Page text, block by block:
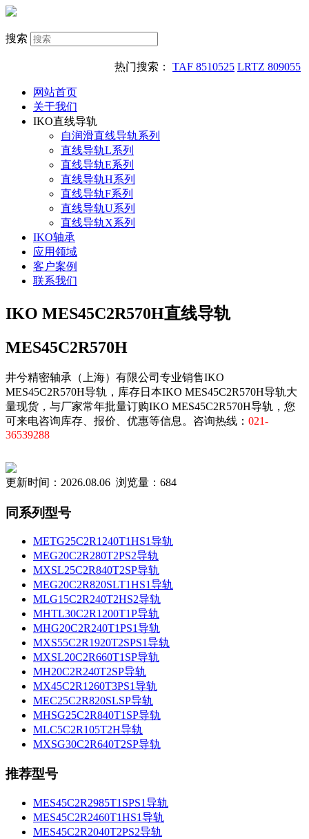
搜索
热门搜索： TAF 8510525 LRTZ 809055
网站首页
关于我们
IKO直线导轨
自润滑直线导轨系列
直线导轨L系列
直线导轨E系列
直线导轨H系列
直线导轨F系列
直线导轨U系列
直线导轨X系列
IKO轴承
应用领域
客户案例
联系我们
IKO MES45C2R570H直线导轨
MES45C2R570H
井兮精密轴承（上海）有限公司专业销售IKO
MES45C2R570H导轨，库存日本IKO MES45C2R570H导轨大
量现货，与厂家常年批量订购IKO MES45C2R570H导轨，您
可来电咨询库存、报价、优惠等信息。咨询热线： 021-
36539288
更新时间：2026.08.06 浏览量：684
同系列型号
METG25C2R1240T1HS1导轨
MEG20C2R280T2PS2导轨
MXSL25C2R840T2SP导轨
MEG20C2R820SLT1HS1导轨
MLG15C2R240T2HS2导轨
MHTL30C2R1200T1P导轨
MHG20C2R240T1PS1导轨
MXS55C2R1920T2SPS1导轨
MXSL20C2R660T1SP导轨
MH20C2R240T2SP导轨
MX45C2R1260T3PS1导轨
MEC25C2R820SLSP导轨
MHSG25C2R840T1SP导轨
MLC5C2R105T2H导轨
MXSG30C2R640T2SP导轨
推荐型号
MES45C2R2985T1SPS1导轨
MES45C2R2460T1HS1导轨
MES45C2R2040T2PS2导轨